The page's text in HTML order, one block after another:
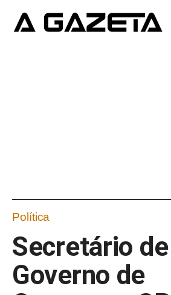
Política
Secretário de
Governo de